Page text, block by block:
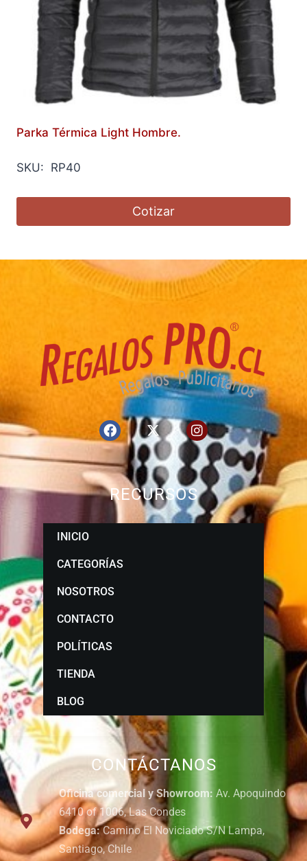
Parka Térmica Light Hombre.
SKU: RP40
Cotizar
CONTÁCTANOS
Oficina comercial y Showroom: Av. Apoquindo
6410 of 1006, Las Condes
Bodega:Camino El Noviciado S/N Lampa,
Santiago, Chile
RECURSOS
INICIO
CATEGORÍAS
NOSOTROS
CONTACTO
POLÍTICAS
TIENDA
BLOG